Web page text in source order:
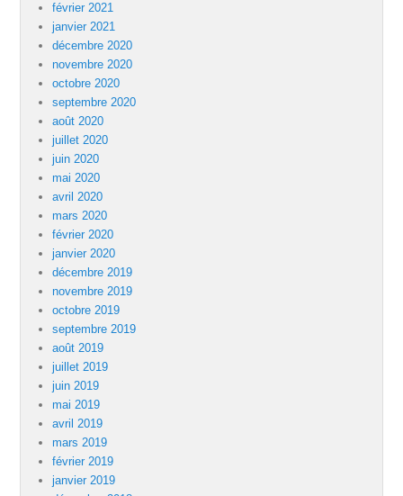
février 2021
janvier 2021
décembre 2020
novembre 2020
octobre 2020
septembre 2020
août 2020
juillet 2020
juin 2020
mai 2020
avril 2020
mars 2020
février 2020
janvier 2020
décembre 2019
novembre 2019
octobre 2019
septembre 2019
août 2019
juillet 2019
juin 2019
mai 2019
avril 2019
mars 2019
février 2019
janvier 2019